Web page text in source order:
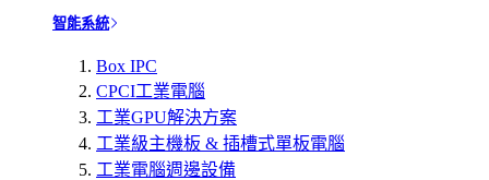
智能系統
Box IPC
CPCI工業電腦
工業GPU解決方案
工業級主機板 & 插槽式單板電腦
工業電腦週邊設備